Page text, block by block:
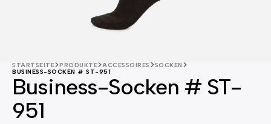
STARTSEITE PRODUKTE ACCESSOIRES
SOCKEN
BUSINESS-SOCKEN # ST-951
Business-Socken # ST-
951